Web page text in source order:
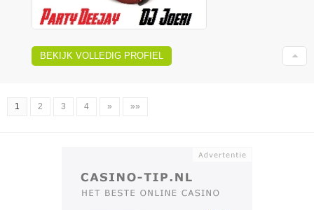
BEKIJK VOLLEDIG PROFIEL
1 2 3 4 » »»